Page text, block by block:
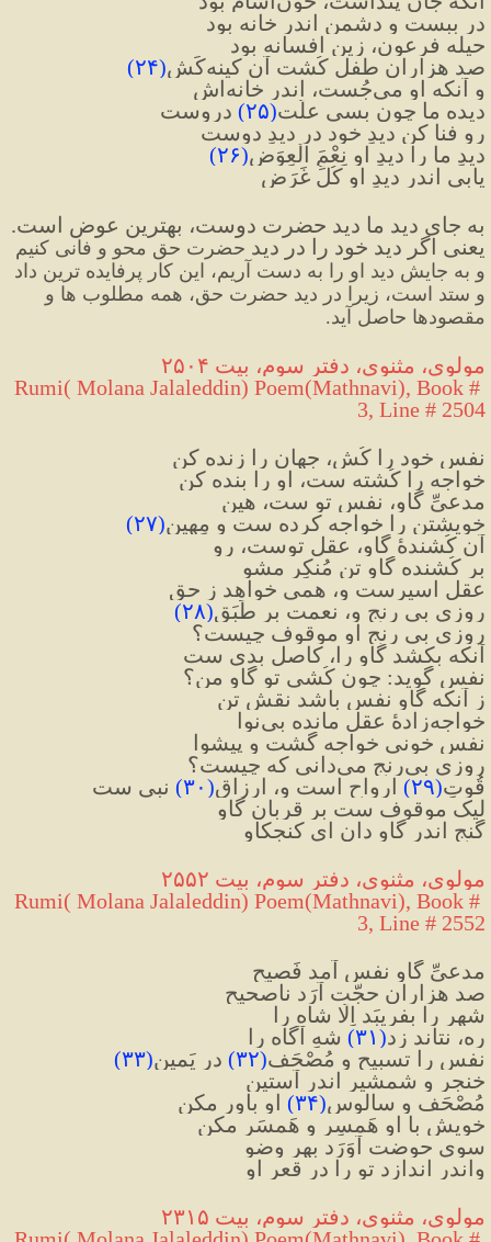
در ببست و دشمن اندر خانه بود
حیله فرعون، زین افسانه بود
صد هزاران طفل کُشت آن کینه‌کَش
(۲۴)
و آنکه او می‌جُست، اندر خانه‌اش
دیده ما چون بسی علّت(۲۵) دروست
رو فنا کن دیدِ خود در دیدِ دوست
دیدِ ما را دیدِ او نِعْمَ الْعِوَض(۲۶)
یابی اندر دیدِ او کُلِّ غَرَض
یعنی اگر دید خود را در دید
و به جایش دید او را به دست آریم، این کار پرفایده ترین
مقصودها حاصل آید.
مولوی، مثنوی، دفتر سوم، بیت ۲۵۰۴
Rumi( Molana Jalaleddin) Poem(Mathnavi), Book #
3, Line # 2504
نفس خود را کُش، جهان را زنده کن
خواجه را کُشته ست، او را بنده کن
مدعیِّ گاو، نفس تو ست، هین
خویشتن را خواجه کرده ست و مِهین(۲۷)
آن کُشندهٔ گاو، عقل توست، رو
بر کُشنده گاوِ تن مُنکِر مشو
عقل اسیرست و، همی خواهد ز حق
روزیِ بی رنج و، نعمت بر طَبَق(۲۸)
روزی بی رنج او موقوف چیست؟
آنکه بکشد گاو را، کاصلِ بدی ست
نفس گوید: چون کُشی تو گاو من؟
ز آنکه گاوِ نفس باشد نقشِ تن
خواجه‌زادهٔ عقل مانده بی‌نوا
نفسِ خونی خواجه گشت و پیشوا
روزی بی‌رنج می‌دانی که چیست؟
قُوتِ(۲۹) ارواح است و، ارزاقِ(۳۰) نبی ست
لیک موقوف ست بر قربان گاو
گنج اندر گاو دان ای کنجکاو
مولوی، مثنوی، دفتر سوم، بیت ۲۵۵۲
Rumi( Molana Jalaleddin) Poem(Mathnavi), Book #
3, Line # 2552
مدعیِّ گاوِ نفس آمد فَصیح
صد هزاران حجّت آرَد ناصحیح
شهر را بِفریبَد اِلّا شاه را
ره، نتاند زد(۳۱) شهِ آگاه را
نفس را تسبیح و مُصْحَف(۳۲) در یَمین(۳۳)
خنجر و شمشیر اندر آستین
مُصْحَف و سالوسِ(۳۴) او باور مکن
خویش با او هَمسِر و هَمسَر مکن
سوی حوضت آوَرَد بهر وضو
واندر اندازد تو را در قعرِ او
مولوی، مثنوی، دفتر سوم، بیت ۲۳۱۵